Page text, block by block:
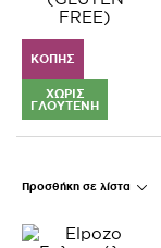
ΚΟΠΉΣ
ΧΩΡΊΣ
ΓΛΟΥΤΈΝΗ
Προσθήκη σε λίστα